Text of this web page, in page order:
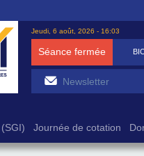
Jeudi, 6 août, 2026 - 16:03
Séance fermée
Journée de cotation